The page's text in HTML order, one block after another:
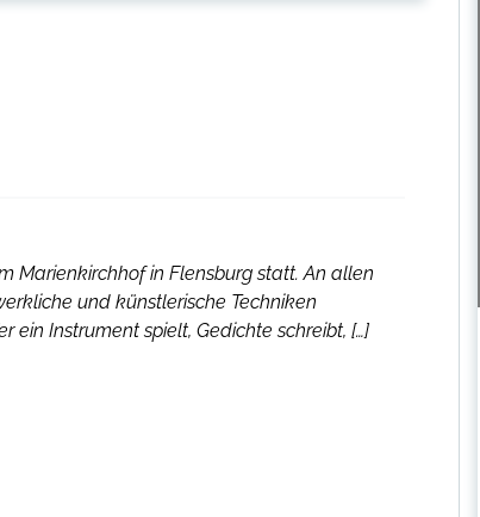
Marienkirchhof in Flensburg statt. An allen
und künstlerische Techniken
ein Instrument spielt, Gedichte schreibt, […]